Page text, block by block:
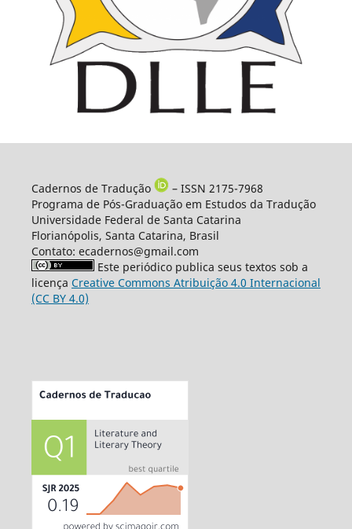
Cadernos de Tradução
– ISSN 2175-7968
Programa de Pós-Graduação em Estudos da Tradução
Universidade Federal de Santa Catarina
Florianópolis, Santa Catarina, Brasil
Contato: ecadernos@gmail.com
Este periódico publica seus textos sob a
licença Creative Commons Atribuição 4.0 Internacional
(CC BY 4.0)